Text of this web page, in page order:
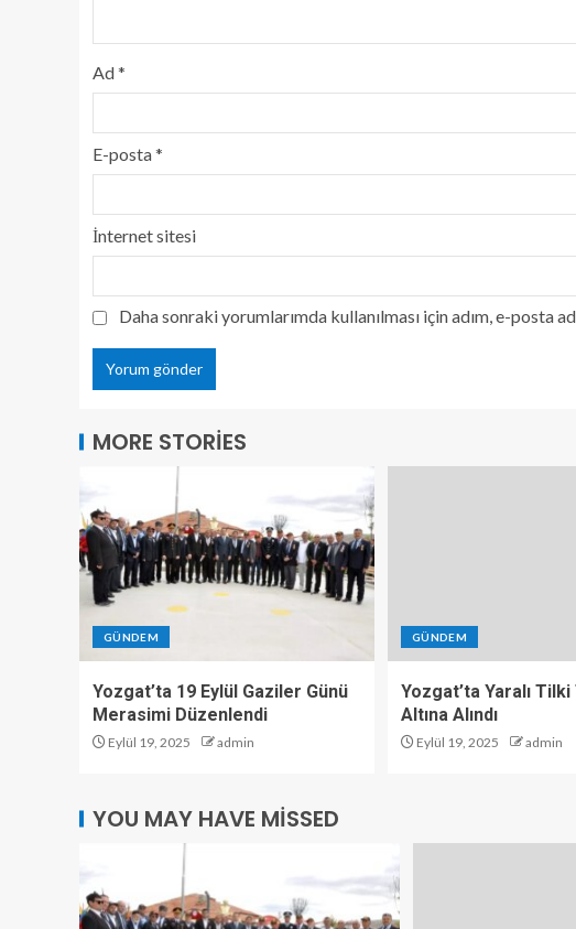
Ad*
E-posta*
İnternet sitesi
Daha sonraki yorumlarımda kullanılması için adım, e-posta
MORE STORIES
GÜNDEM
Yozgat’ta 19 Eylül Gaziler Günü
Merasimi Düzenlendi
Eylül 19, 2025 admin
GÜNDEM
Yozgat’ta Yaralı
Altına Alındı
Eylül 19, 2025 admin
YOU MAY HAVE MISSED